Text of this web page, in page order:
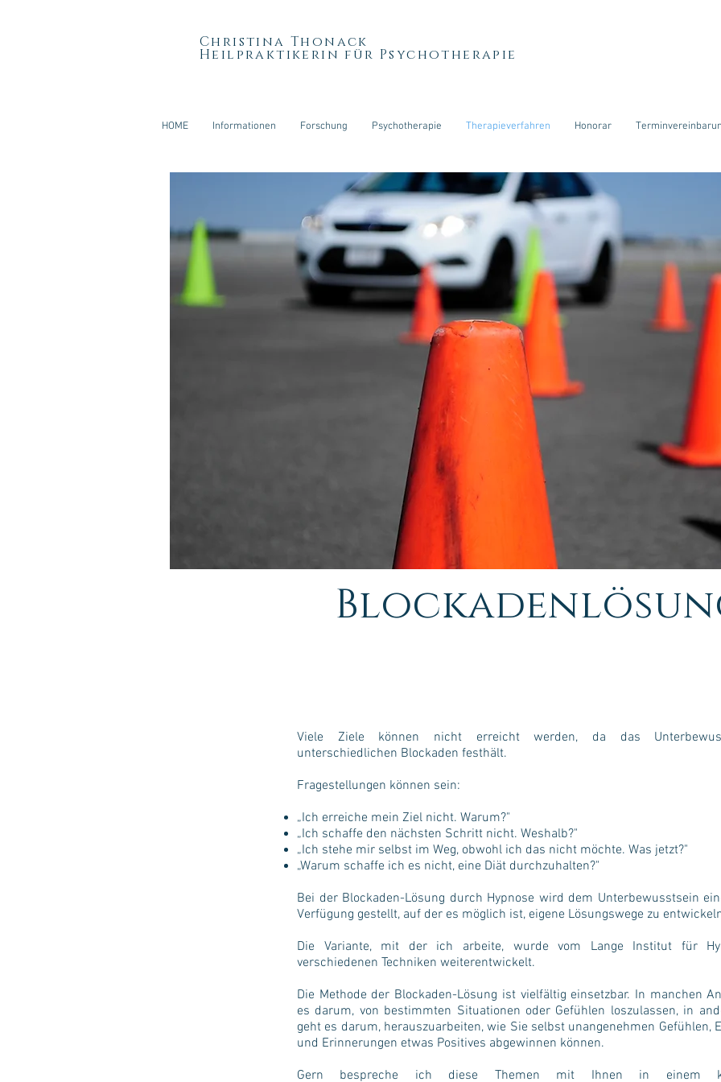
Christina Thonack
Heilpraktikerin für Psychotherapie
HOME Informationen Forschung Psychotherapie Therapieverfahren Honorar
Viele Ziele können nicht erreicht werden, da das
unterschiedlichen Blockaden festhält.
Fragestellungen können sein:
„Ich erreiche mein Ziel nicht. Warum?"
„Ich schaffe den nächsten Schritt nicht. Weshalb?"
„Ich stehe mir selbst im Weg, obwohl ich das nicht möchte. Was jetzt?"
„Warum schaffe ich es nicht, eine Diät durchzuhalten?"
Bei der Blockaden-Lösung durch Hypnose wird dem Unterbewusstsein
Verfügung gestellt, auf der es möglich ist, eigene Lösungswege zu
Die Variante, mit der ich arbeite, wurde vom Lange Institut für
verschiedenen Techniken weiterentwickelt.
Die Methode der Blockaden-Lösung ist vielfältig einsetzbar. In manchen
es darum, von bestimmten Situationen oder Gefühlen loszulassen, in
geht es darum, herauszuarbeiten, wie Sie selbst unangenehmen Gefühlen,
und Erinnerungen etwas Positives abgewinnen können.
Gern bespreche ich diese Themen mit Ihnen in einem